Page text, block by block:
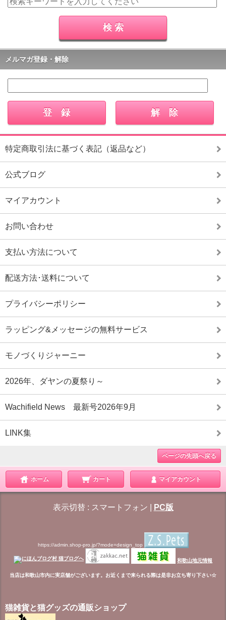
メルマガ登録・解除
特定商取引法に基づく表記（返品など）
公式ブログ
マイアカウント
お問い合わせ
支払い方法について
配送方法･送料について
プライバシーポリシー
ラッピング&メッセージの無料サービス
モノづくりジャーニー
2026年、ダヤンの夏祭り～
Wachifield News 最新号2026年9月
LINK集
ページの先頭へ戻る
ホーム カート マイアカウント
表示切替 : スマートフォン PC版
https://admin.shop-pro.jp/?mode=design_top
和歌山地元情報
当店は和歌山市内に実店舗がございます。お近くまで来られる際は是非お立ち寄り下さい☆
猫雑貨と猫グッズの通販ショップ